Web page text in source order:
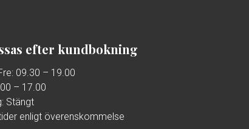
efter kundbokning
09.30 – 19.00
– 17.00
Stängt
enligt överenskommelse